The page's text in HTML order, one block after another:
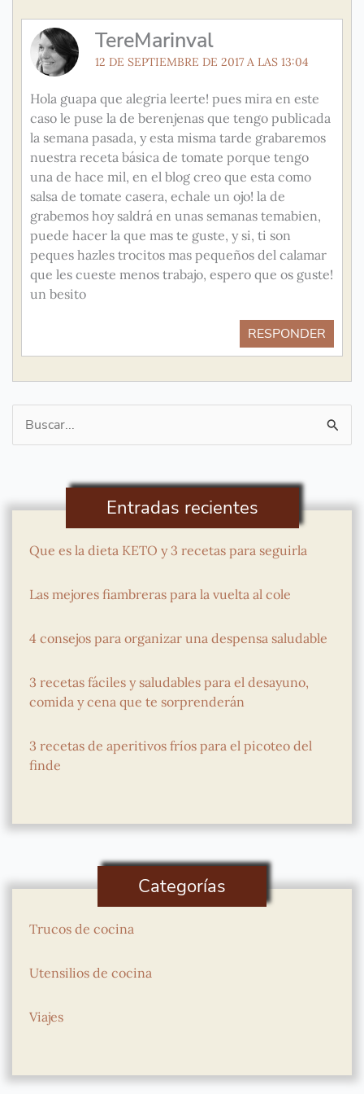
TereMarinval
12 DE SEPTIEMBRE DE 2017 A LAS 13:04
Hola guapa que alegria leerte! pues mira en este
caso le puse la de berenjenas que tengo publicada
la semana pasada, y esta misma tarde grabaremos
nuestra receta básica de tomate porque tengo
una de hace mil, en el blog creo que esta como
salsa de tomate casera, echale un ojo! la de
grabemos hoy saldrá en unas semanas temabien,
puede hacer la que mas te guste, y si, ti son
peques hazles trocitos mas pequeños del calamar
que les cueste menos trabajo, espero que os guste!
un besito
RESPONDER
Buscar
por:
Entradas recientes
Que es la dieta KETO y 3 recetas para seguirla
Las mejores fiambreras para la vuelta al cole
4 consejos para organizar una despensa saludable
3 recetas fáciles y saludables para el desayuno,
comida y cena que te sorprenderán
3 recetas de aperitivos fríos para el picoteo del
finde
Categorías
Trucos de cocina
Utensilios de cocina
Viajes